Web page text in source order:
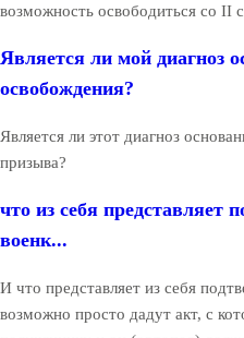
возможность освободиться со II
Является ли мой диагноз
освобождения?
Является ли этот диагноз
призыва?
что из себя представляет
военк...
И что представляет из себя
возможно просто дадут акт, с